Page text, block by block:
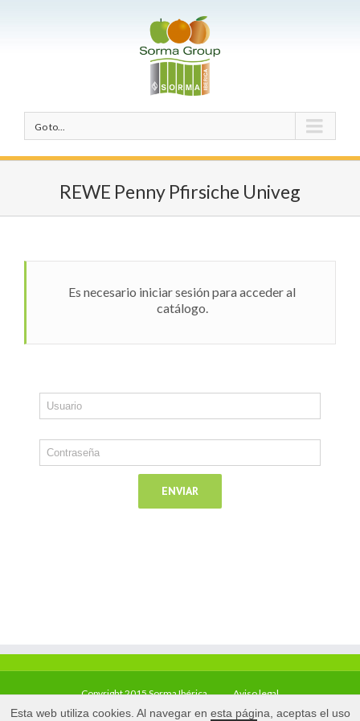
Go to...
REWE Penny Pfirsiche Univeg
Es necesario iniciar sesión para acceder al
catálogo.
Copyright 2015 Sorma Ibérica Aviso legal
Esta web utiliza cookies. Al navegar en esta página, aceptas el uso